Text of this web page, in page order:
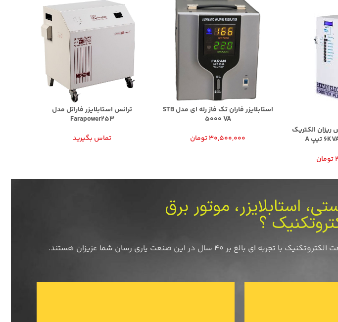
ریزان الکتریک
6کیلوولت آمپر 6KVA تیپ A
تومان
استابلایزر فاران تک فاز رله ای مدل STB
5000 VA
30,500,000تومان
ترانس استابلایزر فاراتل مدل
Farapower253
تماس بگیرید
استابلایزر، موتور برق
؟
در این صنعت یاری رسان شما عزیزان هستند.